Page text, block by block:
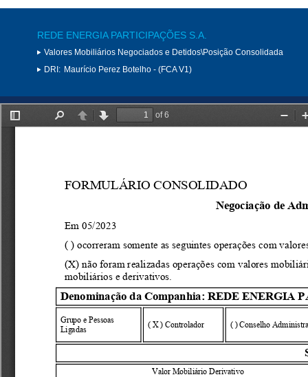
REDE ENERGIA PARTICIPAÇÕES S.A.
Valores Mobiliários Negociados e Detidos\Posição Consolidada
DRI: Maurício Perez Botelho - (FCA V1)